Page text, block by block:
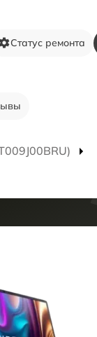
Статус ремонта